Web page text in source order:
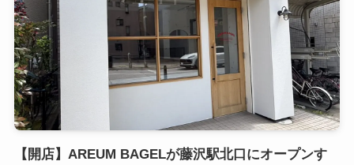
【開店】AREUM BAGELが藤沢駅北口にオープンす